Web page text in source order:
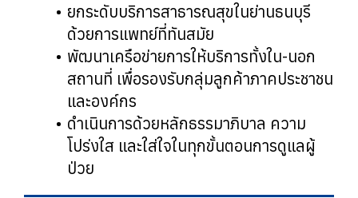
ยกระดับบริการสาธารณสุขในย่านธนบุรี
ด้วยการแพทย์ที่ทันสมัย
พัฒนาเครือข่ายการให้บริการทั้งใน-นอก
สถานที่ เพื่อรองรับกลุ่มลูกค้าภาคประชาชน
และองค์กร
ดำเนินการด้วยหลักธรรมาภิบาล ความ
โปร่งใส และใส่ใจในทุกขั้นตอนการดูแลผู้
ป่วย